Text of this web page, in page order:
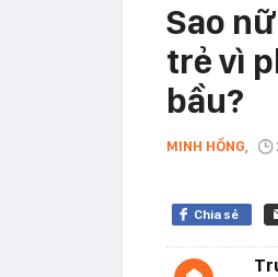
Sao
trẻ vì
bầu?
MINH HỒNG,
Chia sẻ